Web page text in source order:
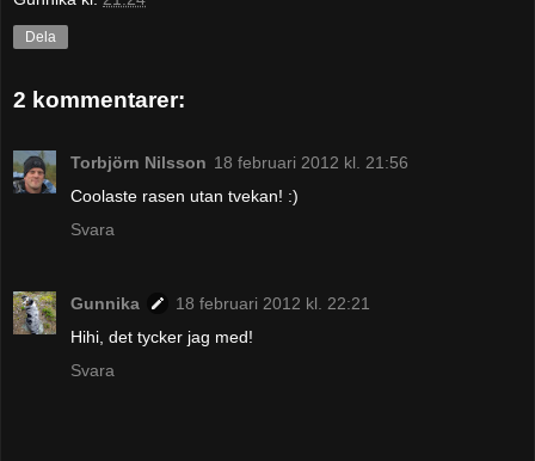
Dela
2 kommentarer:
Torbjörn Nilsson 18 februari 2012 kl. 21:56
Coolaste rasen utan tvekan! :)
Svara
Gunnika
18 februari 2012 kl. 22:21
Hihi, det tycker jag med!
Svara